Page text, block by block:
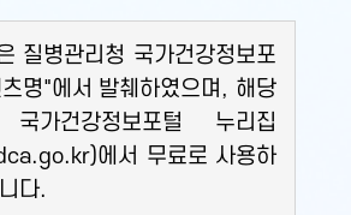
질병관리청 국가건강정보포
명"에서 발췌하였으며, 해당
국가건강정보포털 누리집
에서 무료로 사용하
다.